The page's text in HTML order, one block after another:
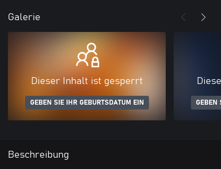
Galerie
Dieser Inhalt ist gesperrt
GEBEN SIE IHR GEBURTSDATUM EIN GEBEN
Beschreibung